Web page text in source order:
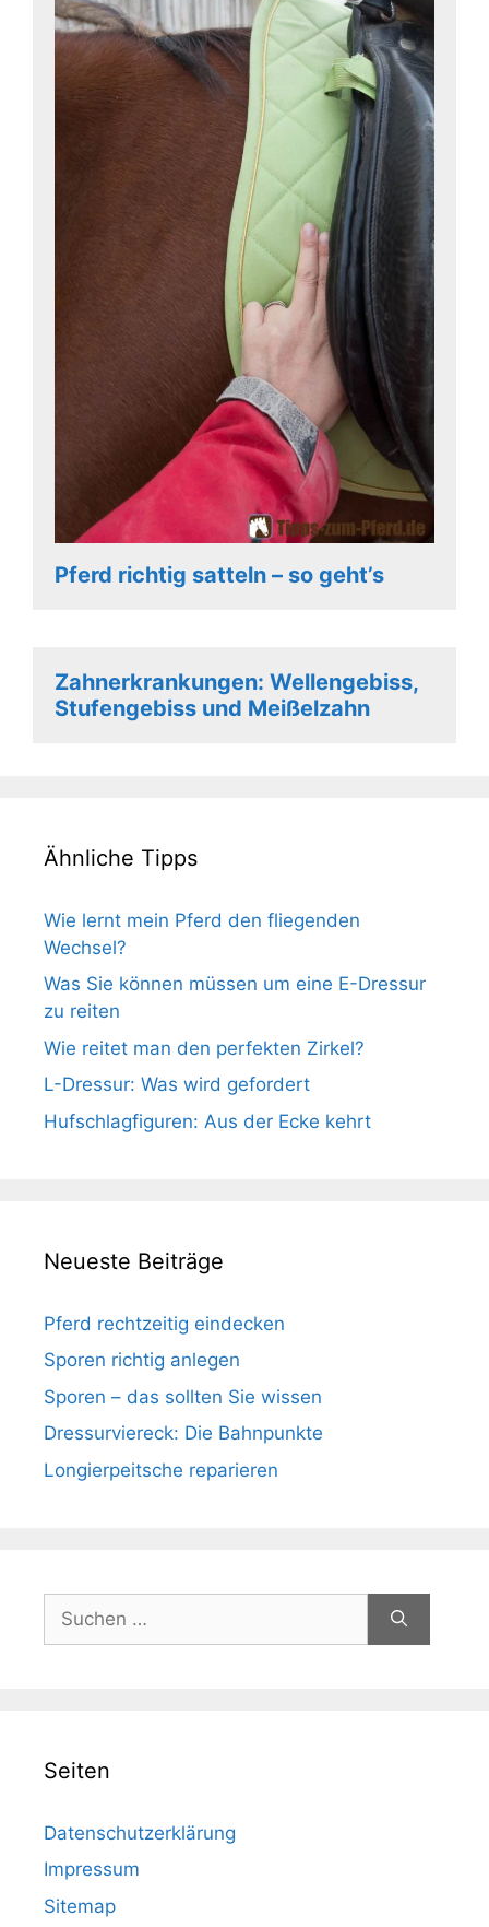
Pferd richtig satteln – so geht’s
Zahnerkrankungen: Wellengebiss,
Stufengebiss und Meißelzahn
Ähnliche Tipps
Wie lernt mein Pferd den fliegenden
Wechsel?
Was Sie können müssen um eine E-Dressur
zu reiten
Wie reitet man den perfekten Zirkel?
L-Dressur: Was wird gefordert
Hufschlagfiguren: Aus der Ecke kehrt
Neueste Beiträge
Pferd rechtzeitig eindecken
Sporen richtig anlegen
Sporen – das sollten Sie wissen
Dressurviereck: Die Bahnpunkte
Longierpeitsche reparieren
nach:
Seiten
Datenschutzerklärung
Impressum
Sitemap